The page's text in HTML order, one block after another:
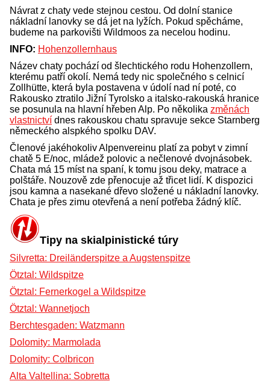
Návrat z chaty vede stejnou cestou. Od dolní stanice
nákladní lanovky se dá jet na lyžích. Pokud spěcháme,
budeme na parkovišti Wildmoos za necelou hodinu.
INFO: Hohenzollernhaus
Název chaty pochází od šlechtického rodu Hohenzollern,
kterému patří okolí. Nemá tedy nic společného s celnicí
Zollhütte, která byla postavena v údolí nad ní poté, co
Rakousko ztratilo Jižní Tyrolsko a italsko-rakouská hranice
se posunula na hlavní hřeben Alp. Po několika změnách
vlastnictví dnes rakouskou chatu spravuje sekce Starnberg
německého alspkého spolku DAV.
Členové jakéhokoliv Alpenvereinu platí za pobyt v zimní
chatě 5 E/noc, mládež polovic a nečlenové dvojnásobek.
Chata má 15 míst na spaní, k tomu jsou deky, matrace a
polštáře. Nouzově zde přenocuje až třicet lidí. K dispozici
jsou kamna a nasekané dřevo složené u nákladní lanovky.
Chata je přes zimu otevřená a není potřeba žádný klíč.
Tipy na skialpinistické túry
Silvretta: Dreiländerspitze a Augstenspitze
Ötztal: Wildspitze
Ötztal: Fernerkogel a Wildspitze
Ötztal: Wannetjoch
Berchtesgaden: Watzmann
Dolomity: Marmolada
Dolomity: Colbricon
Alta Valtellina: Sobretta